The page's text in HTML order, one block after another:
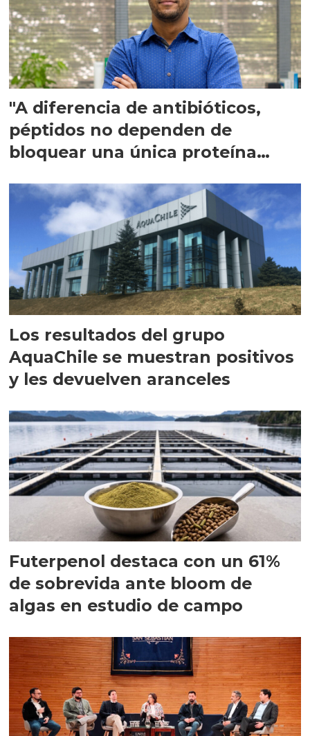
"A diferencia de antibióticos,
péptidos no dependen de
bloquear una única proteína
Los resultados del grupo
AquaChile se muestran positivos
y les devuelven aranceles
Futerpenol destaca con un 61%
de sobrevida ante bloom de
algas en estudio de campo